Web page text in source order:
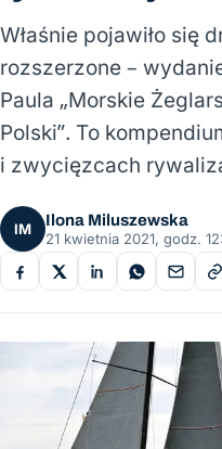
Właśnie pojawiło się
rozszerzone –
Paula „Morskie
Polski”. To
i zwycięzcach
IM
Ilona Miluszewska
21 kwietnia 2021, godz.